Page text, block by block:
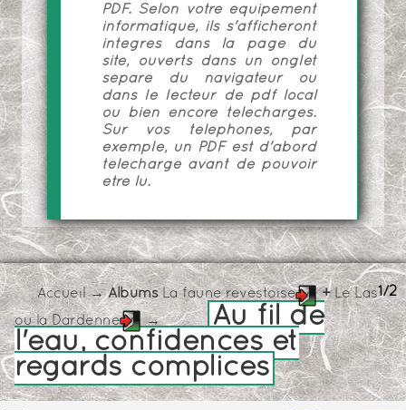
PDF. Selon votre équipement
informatique, ils s'afficheront
intégrés dans la page du
site, ouverts dans un onglet
séparé du navigateur ou
dans le lecteur de pdf local
ou bien encore téléchargés.
Sur vos téléphones, par
exemple, un PDF est d'abord
téléchargé avant de pouvoir
être lu.
1/2
Accueil→ AlbumsLa faune revestoise +Le Las
ou la Dardenne →
Au fil de
l'eau, confidences et
regards complices